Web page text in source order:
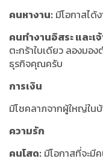
คนหางาน: มีโอกาสได้
คนทำงานอิสระ และเ
ตะกร้าใบเดียว ลองมอ
ธุรกิจคุณครับ
การเงิน
มีโชคลาภจากผู้ใหญ่ใ
ความรัก
คนโสด: มีโอกาสที่จะมี